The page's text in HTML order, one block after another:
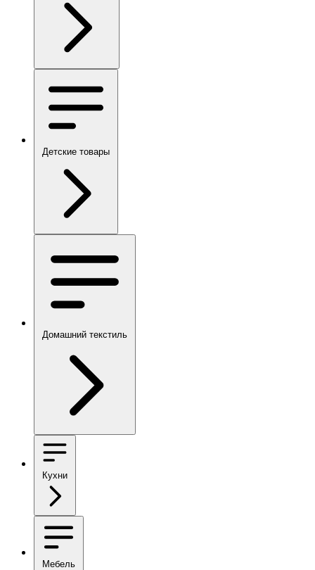
Детские товары
Домашний текстиль
Кухни
Мебель